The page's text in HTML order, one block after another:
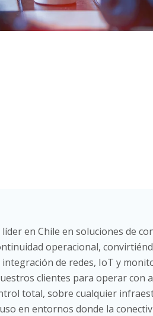
en Chile en soluciones de
operacional,
de redes, IoT y
clientes para operar con
total, sobre cualquier
en entornos donde la